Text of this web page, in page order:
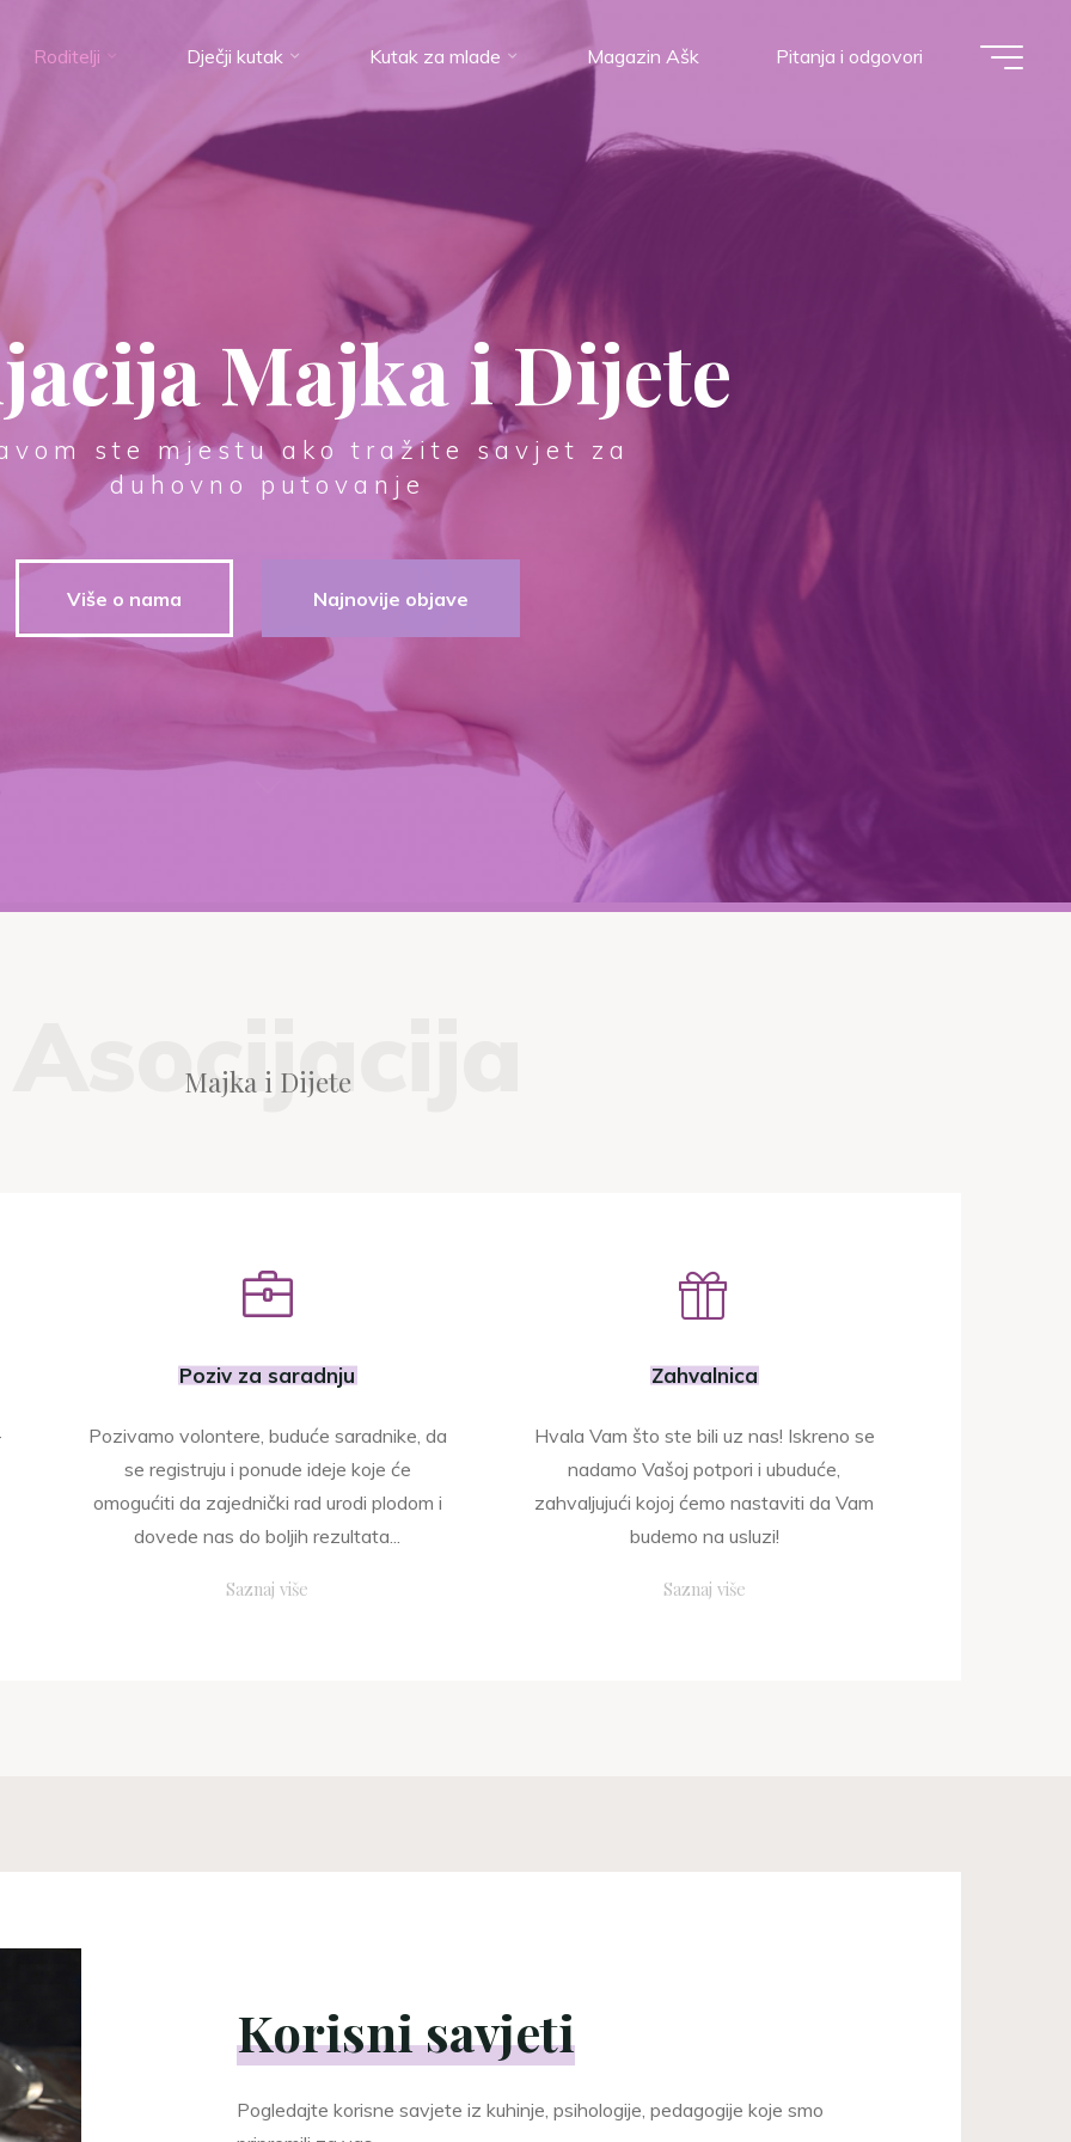
Roditelji Dječji kutak Kutak za mlade Magazin Ašk Pitanja i odgovori
Majka i Dijete
ste mjestu ako tražite savjet za
duhovno putovanje
Više o nama Najnovije objave
Asocijacija
Majka i Dijete
Poziv za saradnju
Pozivamo volontere, buduće saradnike, da
se registruju i ponude ideje koje će
omogućiti da zajednički rad urodi plodom i
dovede nas do boljih rezultata...
Saznaj više
Zahvalnica
Hvala Vam što ste bili uz nas! Iskreno se
nadamo Vašoj potpori i ubuduće,
zahvaljujući kojoj ćemo nastaviti da Vam
budemo na usluzi!
Saznaj više"Zahvalnica"
Korisni savjeti
Pogledajte korisne savjete iz kuhinje, psihologije, pedagogije koje smo